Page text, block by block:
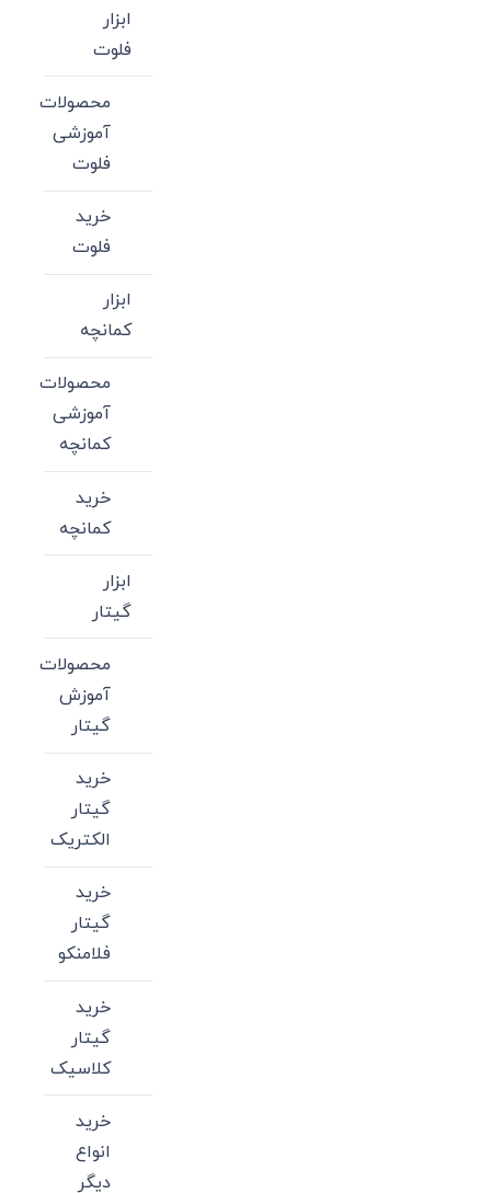
ابزار
فلوت
محصولات
آموزشی
فلوت
خرید
فلوت
ابزار
کمانچه
محصولات
آموزشی
کمانچه
خرید
کمانچه
ابزار
گیتار
محصولات
آموزش
گیتار
خرید
گیتار
الکتریک
خرید
گیتار
فلامنکو
خرید
گیتار
کلاسیک
خرید
انواع
دیگر